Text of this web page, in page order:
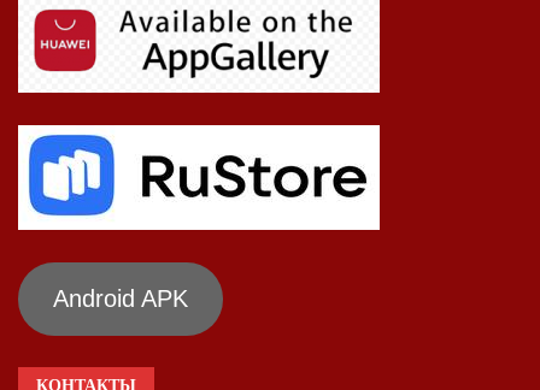
Android APK
КОНТАКТЫ